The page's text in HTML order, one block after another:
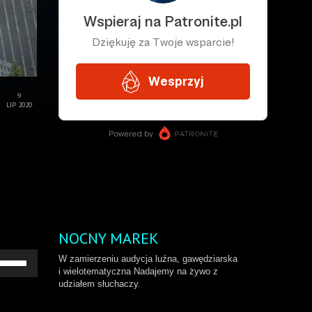
9
LIP 2020
NOCNY MAREK
W zamierzeniu audycja luźna, gawędziarska
i wielotematyczna Nadajemy na żywo z
udziałem słuchaczy.